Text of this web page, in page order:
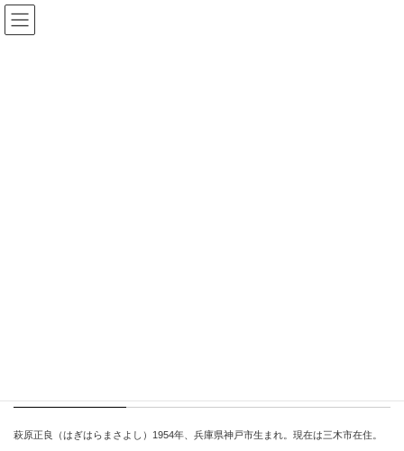
萩原正良 （はぎはらまさよし） 1954年、 兵庫県神戸市生まれ。 現在は三木市在住。